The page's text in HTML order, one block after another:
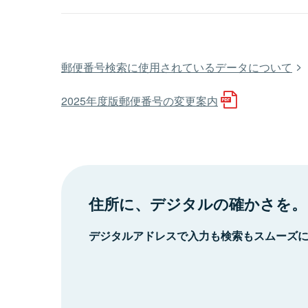
郵便番号検索に使用されているデータについて
2025年度版郵便番号の変更案内
住所に、デジタルの確かさを。
デジタルアドレスで入力も検索もスムーズ